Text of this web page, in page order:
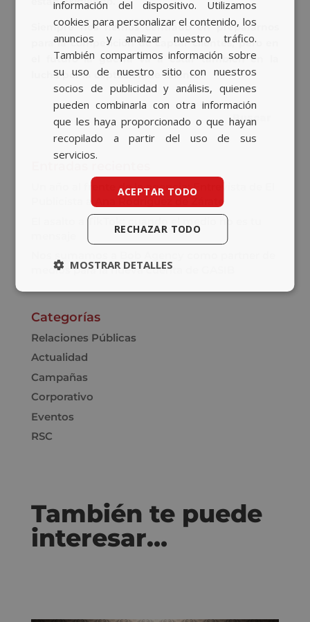
Siempre nos hemos centrado en prepararnos
para la competición de captar clientes, pero en
el futuro la guerra va a estar también en
lucha por la captación de talento.
Un año al frente de la agencia: Entrevista de El
Publicista a Ana Rodríguez de Zárate
El asalto a TikTok: cuando el medio no es tu
medios para la nueva cuenta de GASIB
Categorías
Relaciones Públicas
Actualidad
Campañas
Corporativo
Eventos
RSC
También te puede
interesar…
ENGLISH
información del dispositivo. Utilizamos
cookies para personalizar el contenido, los
anuncios y analizar nuestro tráfico.
También compartimos información sobre
su uso de nuestro sitio con nuestros
socios de publicidad y análisis, quienes
pueden combinarla con otra información
que les haya proporcionado o que hayan
recopilado a partir del uso de sus
servicios.
ACEPTAR TODO
RECHAZAR TODO
MOSTRAR DETALLES